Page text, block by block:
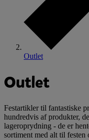
Outlet
Outlet
Festartikler til fantastiske
hundredvis af produkter,
lageroprydning - de er
sortiment med alt til